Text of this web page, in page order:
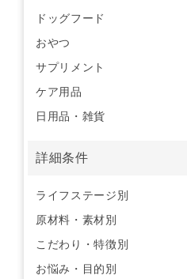
ドッグフード
おやつ
サプリメント
ケア用品
日用品・雑貨
詳細条件
ライフステージ別
原材料・素材別
こだわり・特徴別
お悩み・目的別